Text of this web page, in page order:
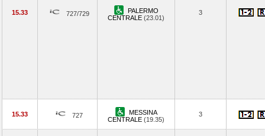
15.33 727/729
PALERMO
CENTRALE (23.01)
3
15.33 727
MESSINA
CENTRALE (19.35)
3